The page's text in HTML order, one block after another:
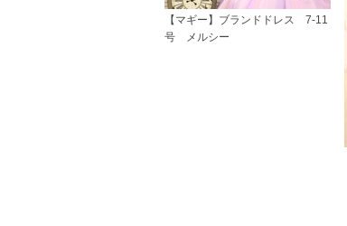
【マギー】ブランドドレス 7-11
号 メルシー